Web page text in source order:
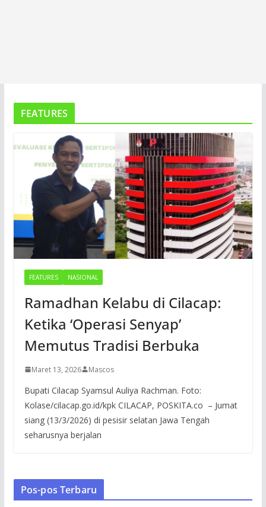
FEATURES
FEATURES NASIONAL
Ramadhan Kelabu di Cilacap:
Ketika ‘Operasi Senyap’
Memutus Tradisi Berbuka
Maret 13, 2026 Mascos
Bupati Cilacap Syamsul Auliya Rachman. Foto:
Kolase/cilacap.go.id/kpk CILACAP, POSKITA.co – Jumat
siang (13/3/2026) di pesisir selatan Jawa Tengah
seharusnya berjalan
Pos-pos Terbaru